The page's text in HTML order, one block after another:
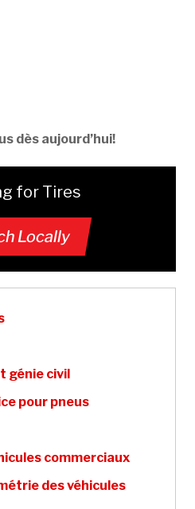
dès aujourd’hui!
for Tires
Locally
génie civil
pour pneus
commerciaux
des véhicules